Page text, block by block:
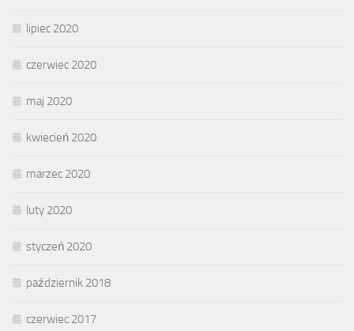
lipiec 2020
czerwiec 2020
maj 2020
kwiecień 2020
marzec 2020
luty 2020
styczeń 2020
październik 2018
czerwiec 2017